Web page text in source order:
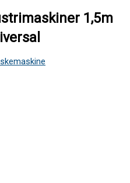
1,5m